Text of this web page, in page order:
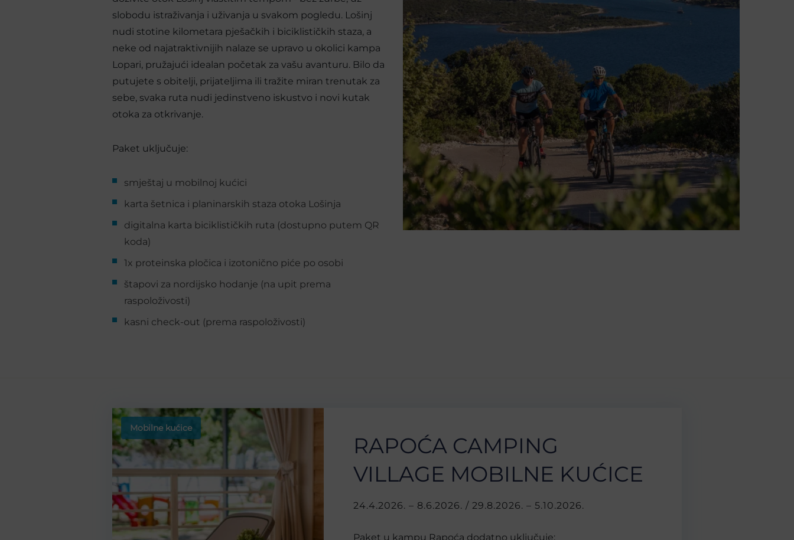
slobodu istraživanja i uživanja u svakom pogledu. Lošinj
nudi stotine kilometara pješačkih i biciklističkih staza, a
neke od najatraktivnijih nalaze se upravo u okolici kampa
Lopari, pružajući idealan početak za vašu avanturu. Bilo da
putujete s obitelji, prijateljima ili tražite miran trenutak za
sebe, svaka ruta nudi jedinstveno iskustvo i novi kutak
otoka za otkrivanje.
Paket uključuje:
smještaj u mobilnoj kućici
karta šetnica i planinarskih staza otoka Lošinja
digitalna karta biciklističkih ruta (dostupno putem QR
koda)
1x proteinska pločica i izotonično piće po osobi
štapovi za nordijsko hodanje (na upit prema
raspoloživosti)
kasni check-out (prema raspoloživosti)
Mobilne kućice
RAPOĆA CAMPING
VILLAGE MOBILNE KUĆICE
24.4.2026. – 8.6.2026. / 29.8.2026. – 5.10.2026.
Paket u kampu Rapoća dodatno uključuje: